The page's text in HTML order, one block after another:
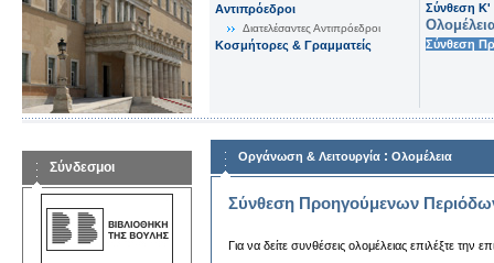
Αντιπρόεδροι
Διατελέσαντες Αντιπρόεδροι
Κοσμήτορες & Γραμματείς
Σύνθεση K'
Σύνθεση
Σύνδεσμοι
Οργάνωση & Λειτουργία : Ολομέλεια
Σύνθεση Προηγούμενων
Για να δείτε συνθέσεις ολομέλειας επιλέξτε την